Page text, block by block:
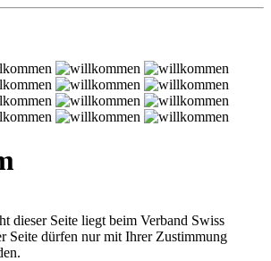
dieser Seite liegt beim Verband Swiss
Seite dürfen nur mit Ihrer Zustimmung